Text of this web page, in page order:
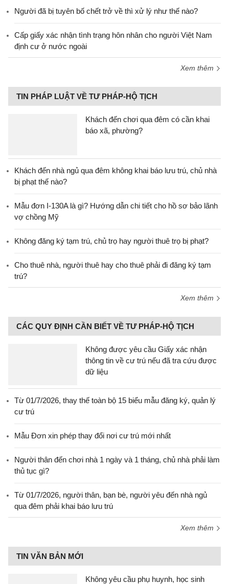
Người đã bị tuyên bố chết trở về thì xử lý như thế nào?
Cấp giấy xác nhận tình trạng hôn nhân cho người Việt Nam
định cư ở nước ngoài
Xem thêm
TIN PHÁP LUẬT VỀ TƯ PHÁP-HỘ TỊCH
Khách đến chơi qua đêm có cần khai
báo xã, phường?
Khách đến nhà ngủ qua đêm không khai báo lưu trú, chủ nhà
bị phạt thế nào?
Mẫu đơn I-130A là gì? Hướng dẫn chi tiết cho hồ sơ bảo lãnh
vợ chồng Mỹ
Không đăng ký tạm trú, chủ trọ hay người thuê trọ bị phạt?
Cho thuê nhà, người thuê hay cho thuê phải đi đăng ký tạm
trú?
Xem thêm
CÁC QUY ĐỊNH CẦN BIẾT VỀ TƯ PHÁP-HỘ TỊCH
Không được yêu cầu Giấy xác nhận
thông tin về cư trú nếu đã tra cứu được
dữ liệu
Từ 01/7/2026, thay thế toàn bộ 15 biểu mẫu đăng ký, quản lý
cư trú
Mẫu Đơn xin phép thay đổi nơi cư trú mới nhất
Người thân đến chơi nhà 1 ngày và 1 tháng, chủ nhà phải làm
thủ tục gì?
Từ 01/7/2026, người thân, bạn bè, người yêu đến nhà ngủ
qua đêm phải khai báo lưu trú
Xem thêm
TIN VĂN BẢN MỚI
Không yêu cầu phụ huynh, học sinh